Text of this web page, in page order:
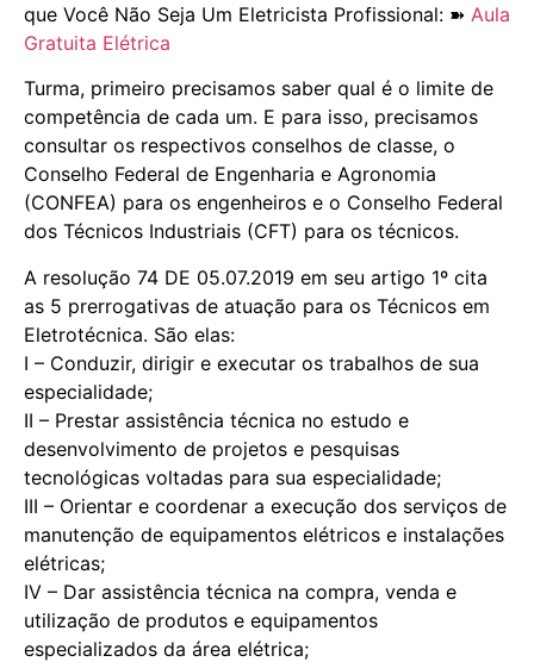
que Você Não Seja Um Eletricista Profissional: ➽ Aula
Gratuita Elétrica
Turma, primeiro precisamos saber qual é o limite de
competência de cada um. E para isso, precisamos
consultar os respectivos conselhos de classe, o
Conselho Federal de Engenharia e Agronomia
(CONFEA) para os engenheiros e o Conselho Federal
dos Técnicos Industriais (CFT) para os técnicos.
A resolução 74 DE 05.07.2019 em seu artigo 1º cita
as 5 prerrogativas de atuação para os Técnicos em
Eletrotécnica. São elas:
I – Conduzir, dirigir e executar os trabalhos de sua
especialidade;
II – Prestar assistência técnica no estudo e
desenvolvimento de projetos e pesquisas
tecnológicas voltadas para sua especialidade;
III – Orientar e coordenar a execução dos serviços de
manutenção de equipamentos elétricos e instalações
elétricas;
IV – Dar assistência técnica na compra, venda e
utilização de produtos e equipamentos
especializados da área elétrica;